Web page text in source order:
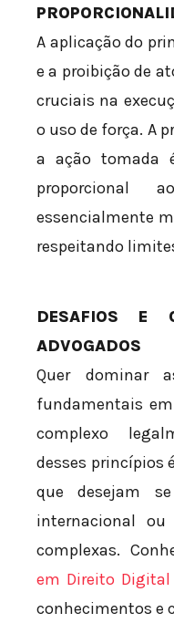
A aplicação do
e a proibição de
cruciais na
o uso de força. A
a ação tomada
proporcional
essencialmente
respeitando
DESAFIOS E
ADVOGADOS
Quer dominar
fundamentais
complexo
desses princípios
que desejam
internacional ou
complexas.
em Direito Digital
conhecimentos e